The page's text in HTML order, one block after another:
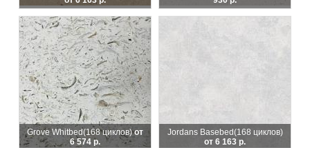
Grove Whitbed(168 циклов)от
6 574 р.
Jordans Basebed(168 циклов)
от 6 163 р.